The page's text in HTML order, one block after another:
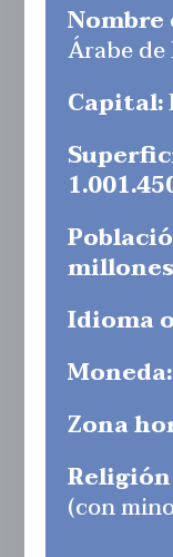
Árabe
Capital:
Idioma
Moneda:
Zona
(con